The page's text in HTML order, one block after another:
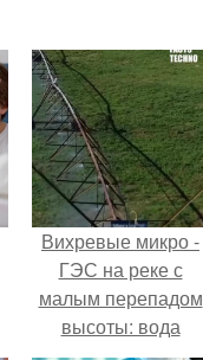
Вихревые микро -
ГЭС на реке с
малым перепадом
высоты: вода